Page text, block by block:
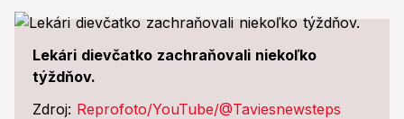
Lekári dievčatko zachraňovali niekoľko
týždňov.
Zdroj: Reprofoto/YouTube/@Taviesnewsteps